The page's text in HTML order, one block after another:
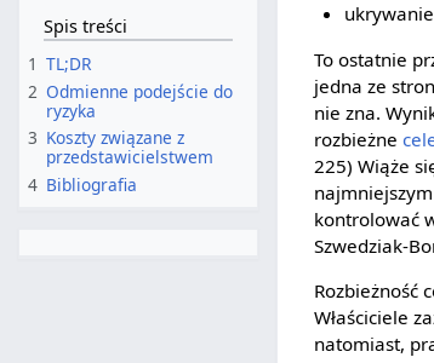
To ostatnie
jedna ze
nie zna.
rozbieżne
225) Wiąże
kontrolować
Szwedziak-
Rozbieżność
Właściciele
natomiast,
Spis treści
1 TL;DR
2 Odmienne podejście do
ryzyka
3 Koszty związane z
przedstawicielstwem
4 Bibliografia